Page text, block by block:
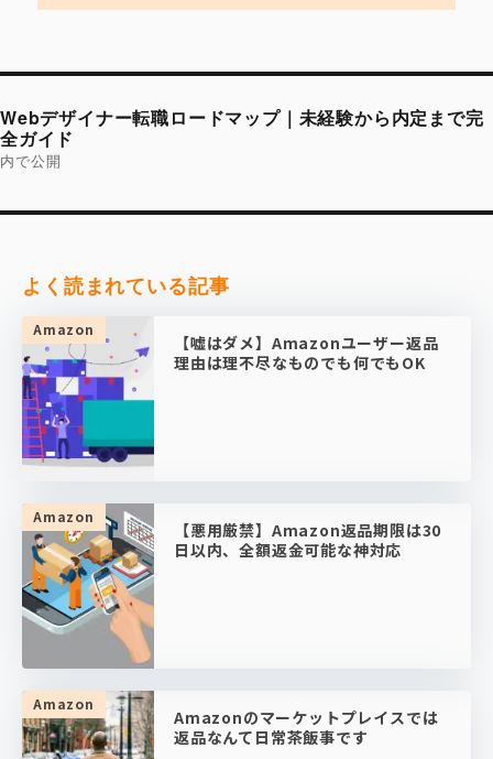
ズ
投
ナ
ビ
ゲ
ー
ョ
Webデザイナー転職ロードマップ｜未経験から内定まで完
全ガイド
内で公開
よく読まれている記事
Amazon
【嘘はダメ】Amazonユーザー返品
理由は理不尽なものでも何でもOK
Amazon
【悪用厳禁】Amazon返品期限は30
日以内、全額返金可能な神対応
Amazon
Amazonのマーケットプレイスでは
返品なんて日常茶飯事です